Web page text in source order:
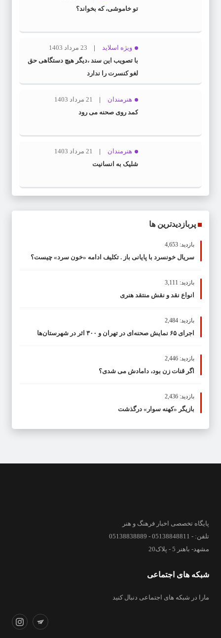
تو خاموشی، که بخواند؟
ویژه اسلاید
23 مرداد 1403
با تصویب این سند ،دیگر هیچ دستگاهی حق
لغو کنسرت را ندارد
هنرمندان
21 مرداد 1403
کمد روی صحنه می رود
هنرمندان
21 مرداد 1403
شلیک به انسانیت
پربازدیدترین ها
بازدید: 4,653
سریال خونسرد با پایانی باز . تکلیف ادامه «خون سرد» چیست؟
بازدید: 3,111
انواع نقد و نقش منتقد هنری
بازدید: 2,484
اجرای ۶۵ نمایش صحنه‌ای در تهران و ۳۰۰ اثر در شهرستان‌ها
بازدید: 2,446
اگر قنات زن بود، دامادش می شدی؟
بازدید: 2,436
بازیگر «کهنه سوار» درگذشت
پایگاه تخصصی اخبار فرهنگ و هنر
تلفن: - 05138848811 - 05138838889
مشهد- باهنر 5 - پلاک20
شبکه های اجتماعی
مارا در شبکه های اجتماعی دنبال کنید